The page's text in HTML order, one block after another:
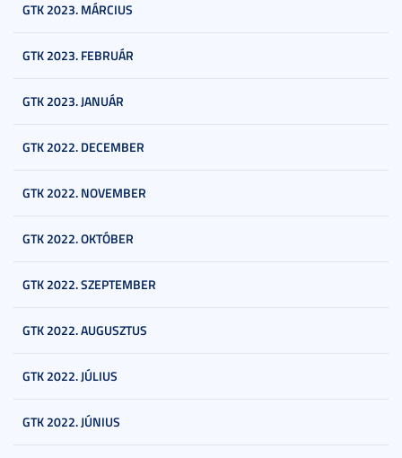
GTK 2023. MÁRCIUS
GTK 2023. FEBRUÁR
GTK 2023. JANUÁR
GTK 2022. DECEMBER
GTK 2022. NOVEMBER
GTK 2022. OKTÓBER
GTK 2022. SZEPTEMBER
GTK 2022. AUGUSZTUS
GTK 2022. JÚLIUS
GTK 2022. JÚNIUS